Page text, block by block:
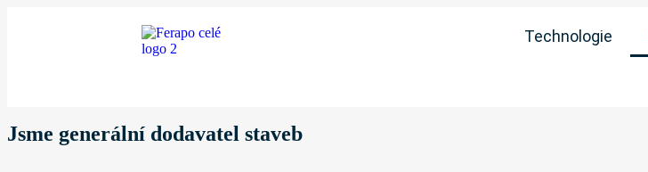
Technologie
Jsme generální dodavatel staveb